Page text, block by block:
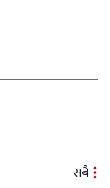
सबै